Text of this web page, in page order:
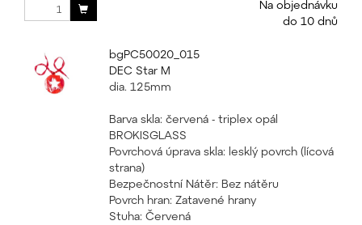
Na objednávku
do 10 dnů
bgPC50020_015
DEC Star M
dia. 125mm
Barva skla: červená - triplex opál
BROKISGLASS
Povrchová úprava skla: lesklý povrch (lícová
strana)
Bezpečnostní Nátěr: Bez nátěru
Povrch hran: Zatavené hrany
Stuha: Červená